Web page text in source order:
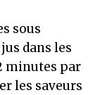
sous
dans les
minutes par
les saveurs